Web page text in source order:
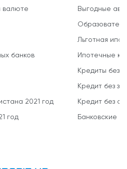
валюте
банков
2021 год
год
Выгодные
Льготная
Ипотечные
Кредиты без
Кредит без
Кредит без
Банковские